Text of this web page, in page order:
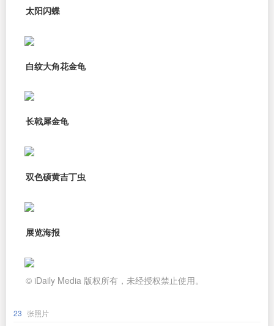
太阳闪蝶
白纹大角花金龟
长戟犀金龟
双色硕黄吉丁虫
展览海报
© iDaily Media 版权所有，未经授权禁止使用。
23 张照片